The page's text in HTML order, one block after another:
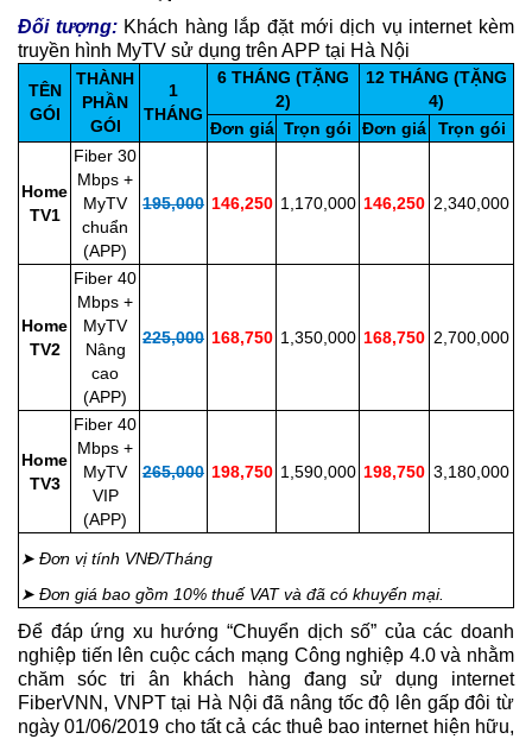
Đối tượng: Khách hàng lắp đặt mới dịch vụ internet kèm
truyền hình MyTV sử dụng trên APP tại Hà Nội
TÊN
GÓI
THÀNH
PHẦN
GÓI
1
THÁNG
6 THÁNG (TẶNG
2)
12 THÁNG (TẶNG
4)
Đơn giá Trọn gói Đơn giá Trọn gói
Home
TV1
Fiber 30
Mbps +
MyTV
chuẩn
(APP)
195,000 146,250 1,170,000 146,250 2,340,000
Home
TV2
Fiber 40
Mbps +
MyTV
Nâng
cao
(APP)
225,000 168,750 1,350,000 168,750 2,700,000
Home
TV3
Fiber 40
Mbps +
MyTV
VIP
(APP)
265,000 198,750 1,590,000 198,750 3,180,000
➤ Đơn vị tính VNĐ/Tháng
➤ Đơn giá bao gồm 10% thuế VAT và đã có khuyến mại.
Để đáp ứng xu hướng “Chuyển dịch số” của các doanh
nghiệp tiến lên cuộc cách mạng Công nghiệp 4.0 và nhằm
chăm sóc tri ân khách hàng đang sử dụng internet
FiberVNN, VNPT tại Hà Nội đã nâng tốc độ lên gấp đôi từ
ngày 01/06/2019 cho tất cả các thuê bao internet hiện hữu,